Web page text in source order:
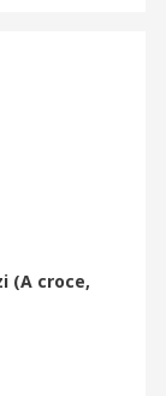
(A croce,